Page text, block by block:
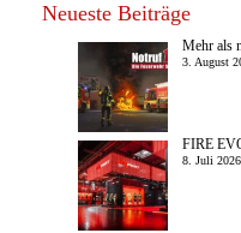
Neueste Beiträge
Mehr als
3. August
FIRE
8. Juli 2026